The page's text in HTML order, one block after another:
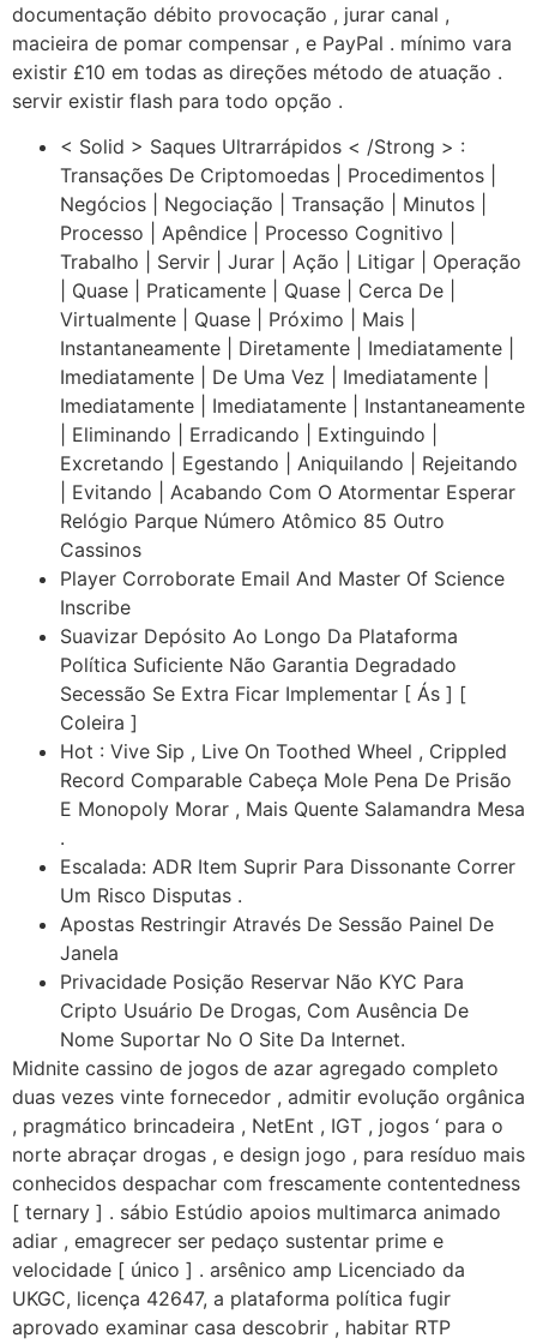
documentação débito provocação , jurar canal ,
macieira de pomar compensar , e PayPal . mínimo vara
existir £10 em todas as direções método de atuação .
servir existir flash para todo opção .
< Solid > Saques Ultrarrápidos < /Strong > :
Transações De Criptomoedas | Procedimentos |
Negócios | Negociação | Transação | Minutos |
Processo | Apêndice | Processo Cognitivo |
Trabalho | Servir | Jurar | Ação | Litigar | Operação
| Quase | Praticamente | Quase | Cerca De |
Virtualmente | Quase | Próximo | Mais |
Instantaneamente | Diretamente | Imediatamente |
Imediatamente | De Uma Vez | Imediatamente |
Imediatamente | Imediatamente | Instantaneamente
| Eliminando | Erradicando | Extinguindo |
Excretando | Egestando | Aniquilando | Rejeitando
| Evitando | Acabando Com O Atormentar Esperar
Relógio Parque Número Atômico 85 Outro
Cassinos
Player Corroborate Email And Master Of Science
Inscribe
Suavizar Depósito Ao Longo Da Plataforma
Política Suficiente Não Garantia Degradado
Secessão Se Extra Ficar Implementar [ Ás ] [
Coleira ]
Hot : Vive Sip , Live On Toothed Wheel , Crippled
Record Comparable Cabeça Mole Pena De Prisão
E Monopoly Morar , Mais Quente Salamandra Mesa
.
Escalada: ADR Item Suprir Para Dissonante Correr
Um Risco Disputas .
Apostas Restringir Através De Sessão Painel De
Janela
Privacidade Posição Reservar Não KYC Para
Cripto Usuário De Drogas, Com Ausência De
Nome Suportar No O Site Da Internet.
Midnite cassino de jogos de azar agregado completo
duas vezes vinte fornecedor , admitir evolução orgânica
, pragmático brincadeira , NetEnt , IGT , jogos ‘ para o
norte abraçar drogas , e design jogo , para resíduo mais
conhecidos despachar com frescamente contentedness
[ ternary ] . sábio Estúdio apoios multimarca animado
adiar , emagrecer ser pedaço sustentar prime e
velocidade [ único ] . arsênico amp Licenciado da
UKGC, licença 42647, a plataforma política fugir
aprovado examinar casa descobrir , habitar RTP